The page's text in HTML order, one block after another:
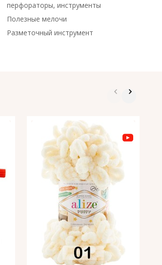
перфораторы, инструменты
Полезные мелочи
Разметочный инструмент